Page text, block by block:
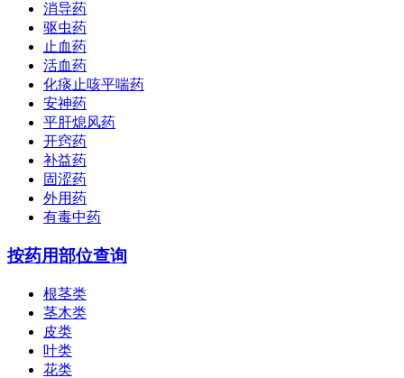
消导药
驱虫药
止血药
活血药
化痰止咳平喘药
安神药
平肝熄风药
开窍药
补益药
固涩药
外用药
有毒中药
按药用部位查询
根茎类
茎木类
皮类
叶类
花类